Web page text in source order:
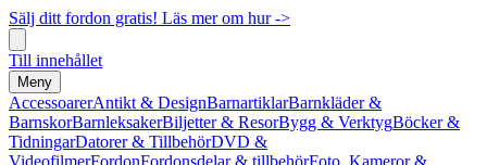
Sälj ditt fordon gratis! Läs mer om hur ->
Till innehållet
Meny
AccessoarerAntikt & DesignBarnartiklarBarnkläder &
BarnskorBarnleksakerBiljetter & ResorBygg & VerktygBöcker &
TidningarDatorer & TillbehörDVD &
VideofilmerFordonFordonsdelar & tillbehörFoto, Kameror &